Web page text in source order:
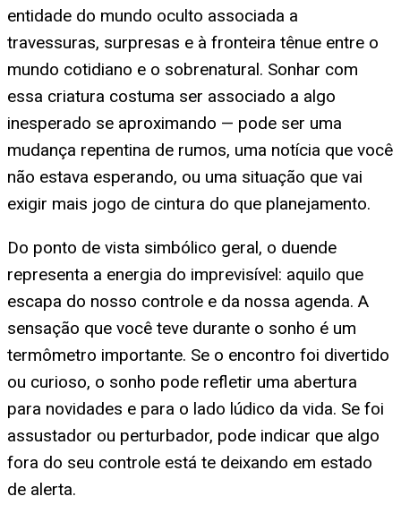
entidade do mundo oculto associada a
travessuras, surpresas e à fronteira tênue entre o
mundo cotidiano e o sobrenatural. Sonhar com
essa criatura costuma ser associado a algo
inesperado se aproximando — pode ser uma
mudança repentina de rumos, uma notícia que você
não estava esperando, ou uma situação que vai
exigir mais jogo de cintura do que planejamento.
Do ponto de vista simbólico geral, o duende
representa a energia do imprevisível: aquilo que
escapa do nosso controle e da nossa agenda. A
sensação que você teve durante o sonho é um
termômetro importante. Se o encontro foi divertido
ou curioso, o sonho pode refletir uma abertura
para novidades e para o lado lúdico da vida. Se foi
assustador ou perturbador, pode indicar que algo
fora do seu controle está te deixando em estado
de alerta.